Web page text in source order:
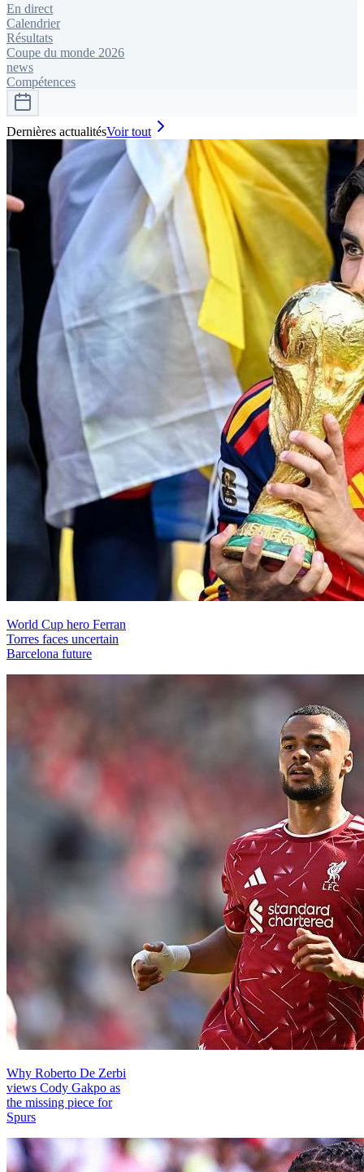
En direct
Calendrier
Résultats
Coupe du monde 2026
news
Compétences
Dernières actualitésVoir tout
World Cup hero Ferran
Torres faces uncertain
Barcelona future
Why Roberto De Zerbi
views Cody Gakpo as
the missing piece for
Spurs